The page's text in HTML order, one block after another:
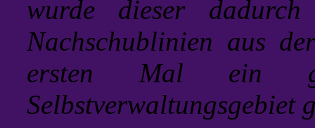
wurde dieser
Nachschublinien aus
ersten Mal ein
Selbstverwaltungsgebiet